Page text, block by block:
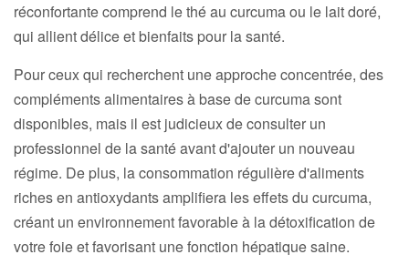
réconfortante comprend le thé au curcuma ou le lait doré,
qui allient délice et bienfaits pour la santé.
Pour ceux qui recherchent une approche concentrée, des
compléments alimentaires à base de curcuma sont
disponibles, mais il est judicieux de consulter un
professionnel de la santé avant d'ajouter un nouveau
régime. De plus, la consommation régulière d'aliments
riches en antioxydants amplifiera les effets du curcuma,
créant un environnement favorable à la détoxification de
votre foie et favorisant une fonction hépatique saine.